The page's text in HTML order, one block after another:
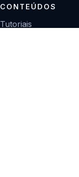
CONTEÚDOS
Tutoriais